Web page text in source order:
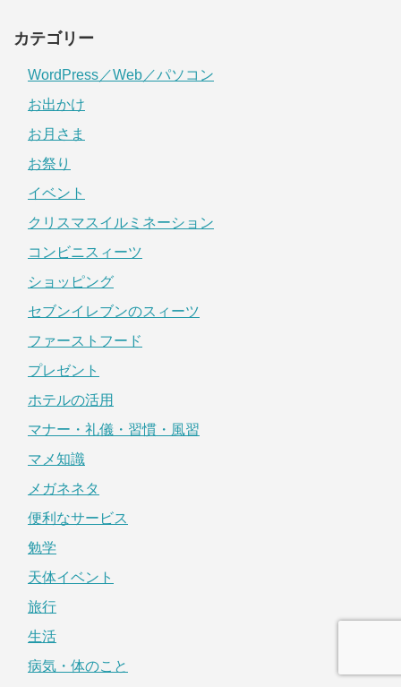
カテゴリー
WordPress／Web／パソコン
お出かけ
お月さま
お祭り
イベント
クリスマスイルミネーション
コンビニスィーツ
ショッピング
セブンイレブンのスィーツ
ファーストフード
プレゼント
ホテルの活用
マナー・礼儀・習慣・風習
マメ知識
メガネネタ
便利なサービス
勉学
天体イベント
旅行
生活
病気・体のこと